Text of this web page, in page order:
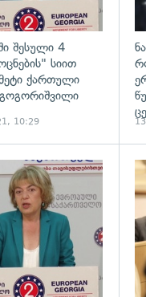
შესული 4
სიით
ქართული
10:29